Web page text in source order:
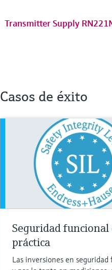
Transmitter Supply
Casos de éxito
Seguridad funcional
práctica
Las inversiones en seguridad